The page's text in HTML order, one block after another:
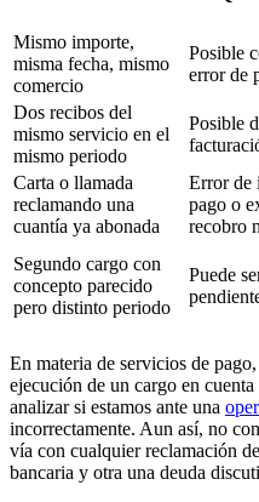
Mismo importe,
misma fecha, mismo
comercio
Posible
error de
Dos recibos del
mismo servicio en el
mismo periodo
Posible
Carta o llamada
reclamando una
cuantía ya abonada
Error de
pago o
recobro
Segundo cargo con
concepto parecido
pero distinto periodo
Puede
En materia de servicios de
ejecución de un cargo en
analizar si estamos ante una
incorrectamente. Aun así, no
vía con cualquier reclamación
bancaria y otra una deuda